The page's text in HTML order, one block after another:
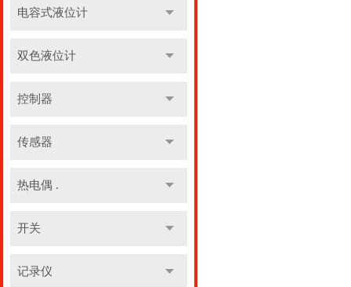
电容式液位计
双色液位计
控制器
传感器
热电偶 .
开关
记录仪